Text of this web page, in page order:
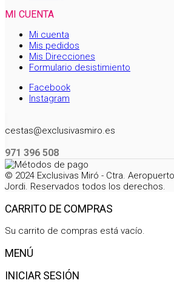
MI CUENTA
Mi cuenta
Mis pedidos
Mis Direcciones
Formulario desistimiento
Facebook
Instagram
cestas@exclusivasmiro.es
971 396 508
© 2024 Exclusivas Miró - Ctra.
Jordi. Reservados todos los derechos.
CARRITO DE COMPRAS
Su carrito de compras está vacío.
MENÚ
INICIAR SESIÓN